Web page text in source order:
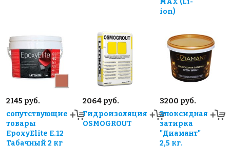
ion)
2145 руб.
сопутствующие
товары
EpoxyElite E.12
Табачный 2 кг
2064 руб.
Гидроизоляция
OSMOGROUT
3200 руб.
Эпоксидная
затирка
"Диамант"
2,5 кг.